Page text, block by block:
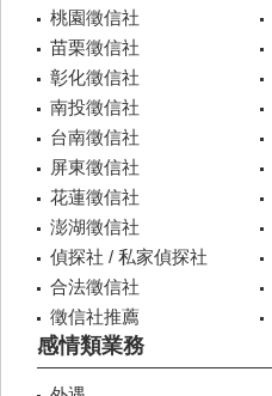
桃園徵信社
苗栗徵信社
彰化徵信社
南投徵信社
台南徵信社
屏東徵信社
花蓮徵信社
澎湖徵信社
偵探社 / 私家偵探社
合法徵信社
徵信社推薦
感情類業務